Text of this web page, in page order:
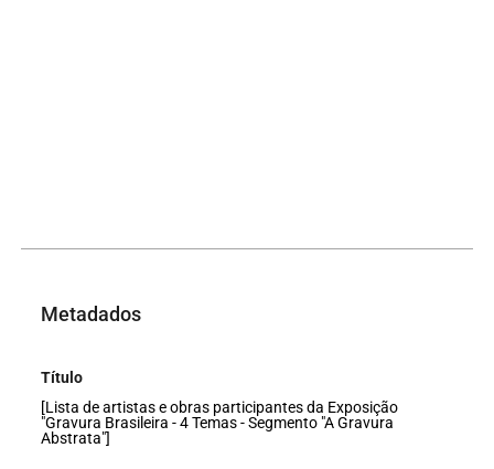
Metadados
Título
[Lista de artistas e obras participantes da Exposição
"Gravura Brasileira - 4 Temas - Segmento "A Gravura
Abstrata"]